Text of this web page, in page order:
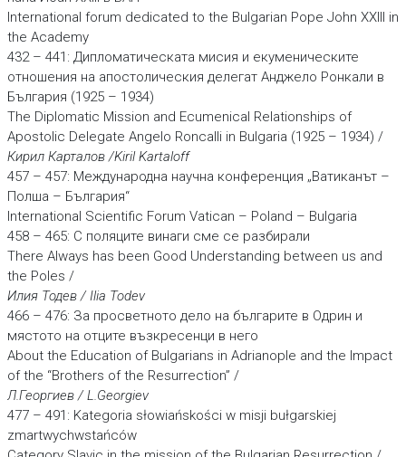
International forum dedicated to the Bulgarian Pope John XXIII in
the Academy
432 – 441: Дипломатическата мисия и екуменическите
отношения на апостолическия делегат Анджело Ронкали в
България (1925 – 1934)
The Diplomatic Mission and Ecumenical Relationships of
Apostolic Delegate Angelo Roncalli in Bulgaria (1925 – 1934) /
Кирил Карталов /Kiril Kartaloff
457 – 457: Международна научна конференция „Ватиканът –
Полша – България“
International Scientific Forum Vatican – Poland – Bulgaria
458 – 465: С поляците винаги сме се разбирали
There Always has been Good Understanding between us and
the Poles /
Илия Тодев / Ilia Todev
466 – 476: За просветното дело на българите в Одрин и
мястото на отците възкресенци в него
About the Education of Bulgarians in Adrianople and the Impact
of the “Brothers of the Resurrection” /
Л.Георгиев / L.Georgiev
477 – 491: Kategoria słowiańskości w misji bułgarskiej
zmartwychwstańców